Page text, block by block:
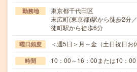
勤務地
東京都千代田区
末広町(東京都)駅から徒歩2分
徒町駅から徒歩6分
曜日頻度 ＜週5日＞月～金（土日祝日お
時間 10：00～16：00または10：00